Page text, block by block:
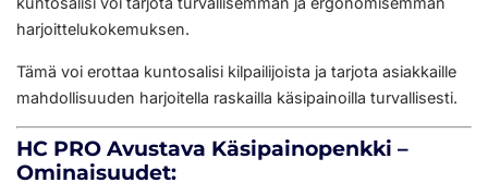
harjoittelukokemuksen.
Tämä voi erottaa kuntosalisi kilpailijoista ja tarjota asiakkaille
mahdollisuuden harjoitella raskailla käsipainoilla turvallisesti.
HC PRO Avustava Käsipainopenkki –
Ominaisuudet: